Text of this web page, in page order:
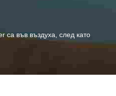
са във въздуха, след като